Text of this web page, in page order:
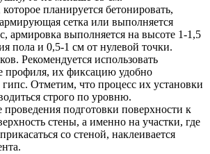
планируется бетонировать,
сетка или выполняется
армировка выполняется на высоте 1-1,5
пола и 0,5-1 см от нулевой точки.
Рекомендуется использовать
профиля, их фиксацию удобно
гипс. Отметим, что процесс их установки
строго по уровню.
подготовки поверхности к
стены, а именно на участки, где
со стеной, наклеивается